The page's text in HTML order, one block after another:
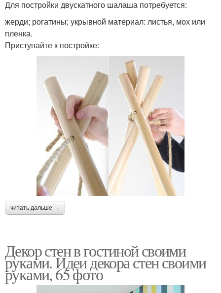
Для постройки двускатного шалаша потребуется:
жерди; рогатины; укрывной материал: листья, мох или
пленка.
Приступайте к постройке:
читать дальше →
Декор стен в гостиной своими
руками. Идеи декора стен своими
руками, 65 фото